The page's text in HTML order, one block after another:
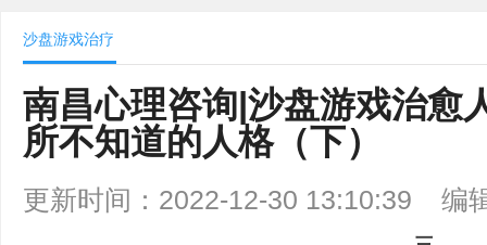
沙盘游戏治疗
南昌心理咨询|沙盘游戏治愈
所不知道的人格（下）
更新时间：2022-12-30 13:10:39 编